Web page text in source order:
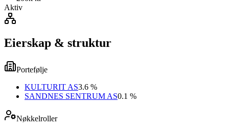
Aktiv
Eierskap & struktur
Portefølje
KULTURIT AS3.6 %
SANDNES SENTRUM AS0.1 %
Nøkkelroller